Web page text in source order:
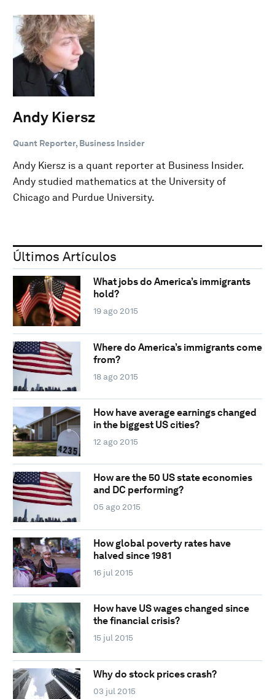
Andy Kiersz
Quant Reporter, Business Insider
Andy Kiersz is a quant reporter at Business Insider.
Andy studied mathematics at the University of
Chicago and Purdue University.
Últimos Artículos
What jobs do America’s immigrants
hold?
19 ago 2015
Where do America’s immigrants come
from?
18 ago 2015
How have average earnings changed
in the biggest US cities?
12 ago 2015
How are the 50 US state economies
and DC performing?
05 ago 2015
How global poverty rates have
halved since 1981
16 jul 2015
How have US wages changed since
the financial crisis?
15 jul 2015
Why do stock prices crash?
03 jul 2015